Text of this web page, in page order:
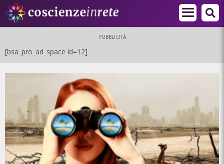
PUBBLICITÀ
[bsa_pro_ad_space id=12]